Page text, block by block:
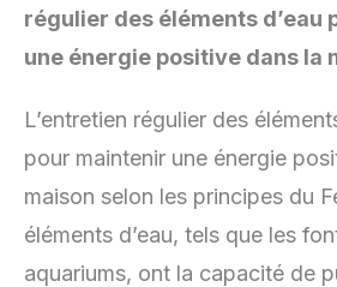
régulier des éléments d’eau
une énergie positive dans la
L’entretien régulier des
pour maintenir une énergie
maison selon les principes du
éléments d’eau, tels que les
aquariums, ont la capacité de